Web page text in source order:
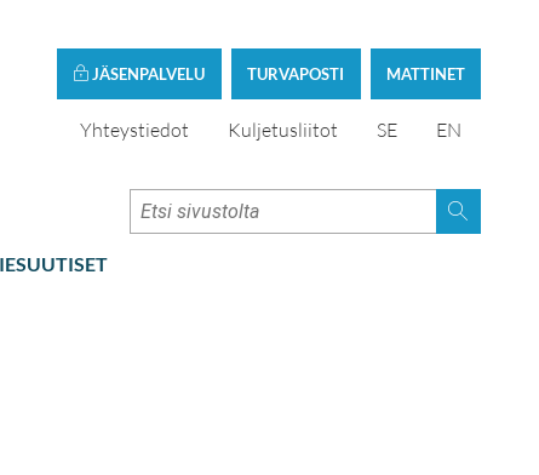
MATTINET
TURVAPOSTI
JÄSENPALVELU
Yhteystiedot Kuljetusliitot SE EN